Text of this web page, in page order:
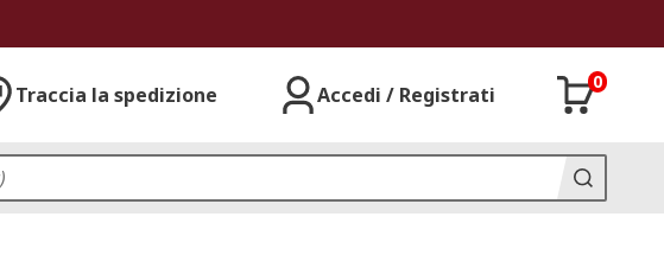
Traccia la spedizione Accedi / Registrati
0